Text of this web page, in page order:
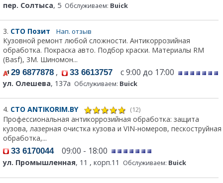
пер. Солтыса, 5 Обслуживаем: Buick
3. СТО Позит Нап. отзыв
Кузовной ремонт любой сложности. Антикоррозийная
обработка. Покраска авто. Подбор краски. Материалы RM
(Basf), 3М. Шиномон...
29 6877878 , 33 6613757 с 9:00 до 17:00
ул. Олешева, 137а Обслуживаем: Buick
4. СТО ANTIKORIM.BY (12)
Профессиональная антикоррозийная обработка: защита
кузова, лазерная очистка кузова и VIN-номеров, пескоструйная
обработка,...
33 617004409:00 - 18:00
ул. Промышленная, 11 , корп.11 Обслуживаем: Buick